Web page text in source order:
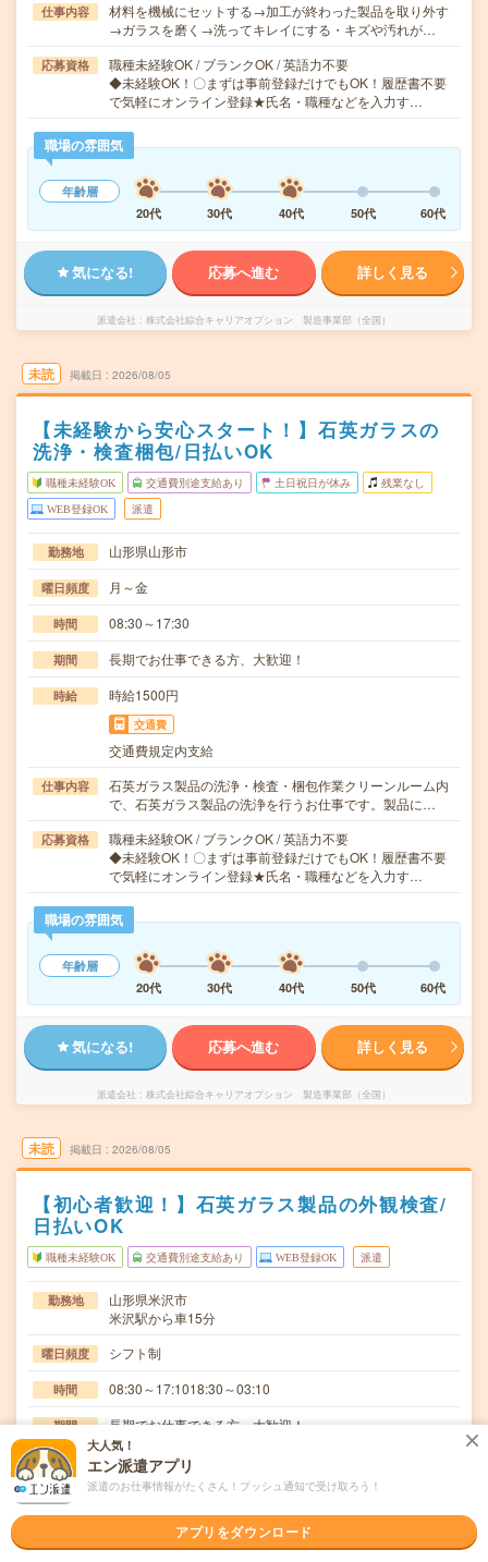
仕事内容
材料を機械にセットする→加工が終わった製品を取り外す
→ガラスを磨く→洗ってキレイにする・キズや汚れが…
応募資格
職種未経験OK / ブランクOK / 英語力不要
◆未経験OK！〇まずは事前登録だけでもOK！履歴書不要
で気軽にオンライン登録★氏名・職種などを入力す…
職場の雰囲気
年齢層
20代
30代 40代 50代 60代
気になる! 応募へ進む 詳しく見る
派遣会社 株式会社綜合キャリアオプション 製造事業部（全国）
未読 掲載日 2026/08/05
【未経験から安心スタート！】石英ガラスの
洗浄・検査梱包/日払いOK
職種未経験OK 交通費別途支給あり 土日祝日が休み 残業なし
WEB登録OK 派遣
勤務地 山形県山形市
曜日頻度 月～金
時間 08:30～17:30
期間 長期でお仕事できる方、大歓迎！
時給 時給1500円
交通費
交通費規定内支給
仕事内容
石英ガラス製品の洗浄・検査・梱包作業クリーンルーム内
で、石英ガラス製品の洗浄を行うお仕事です。製品に…
応募資格
職種未経験OK / ブランクOK / 英語力不要
◆未経験OK！〇まずは事前登録だけでもOK！履歴書不要
で気軽にオンライン登録★氏名・職種などを入力す…
職場の雰囲気
年齢層
20代
30代 40代 50代 60代
気になる! 応募へ進む 詳しく見る
派遣会社 株式会社綜合キャリアオプション 製造事業部（全国）
未読 掲載日 2026/08/05
【初心者歓迎！】石英ガラス製品の外観検査/
日払いOK
職種未経験OK 交通費別途支給あり WEB登録OK 派遣
勤務地
山形県米沢市
米沢駅から車15分
曜日頻度 シフト制
時間 08:30～17:1018:30～03:10
期間 長期でお仕事できる方、大歓迎！
時給 時給1500円
交通費
交通費規定内支給
仕事内容
主に製品の外観検査作業です。洗浄液を使ったり洗浄機の
大人気！
エン派遣アプリ
派遣のお仕事情報がたくさん！プッシュ通知で受け取ろう！
アプリをダウンロード